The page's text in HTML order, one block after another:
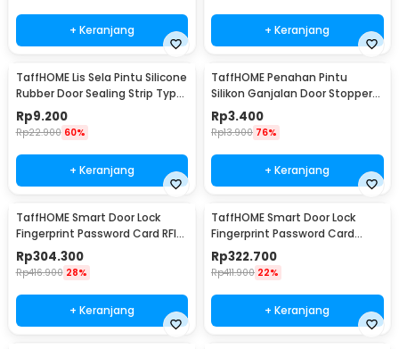
+ Keranjang + Keranjang
TaffHOME Lis Sela Pintu Silicone
Rubber Door Sealing Strip Type
H 1M 12mm - TP40
Rp9.200
Rp22.900 60%
+ Keranjang
TaffHOME Penahan Pintu
Silikon Ganjalan Door Stopper
Size S 1 PCS - T01
Rp3.400
Rp13.900 76%
+ Keranjang
TaffHOME Smart Door Lock
Fingerprint Password Card RFID
Alarm - XR24
Rp304.300
Rp416.900 28%
+ Keranjang
TaffHOME Smart Door Lock
Fingerprint Password Card
Alarm - XR25
Rp322.700
Rp411.900 22%
+ Keranjang